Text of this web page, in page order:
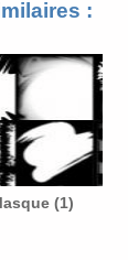
:
(1)